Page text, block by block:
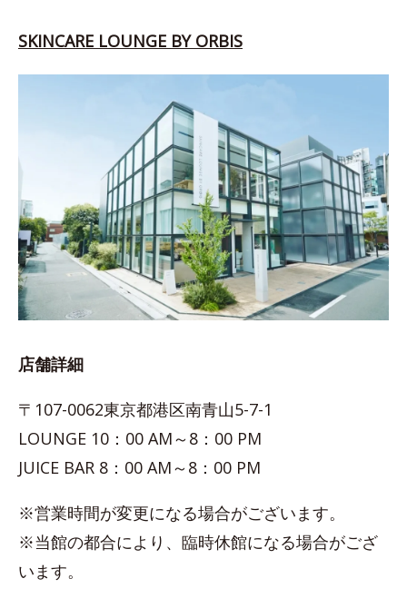
SKINCARE LOUNGE BY ORBIS
店舗詳細
〒107-0062東京都港区南青山5-7-1
LOUNGE 10：00 AM～8：00 PM
JUICE BAR 8：00 AM～8：00 PM
※営業時間が変更になる場合がございます。
※当館の都合により、臨時休館になる場合がござ
います。